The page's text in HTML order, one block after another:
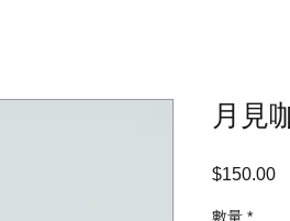
月見
$150.00價
數量 *